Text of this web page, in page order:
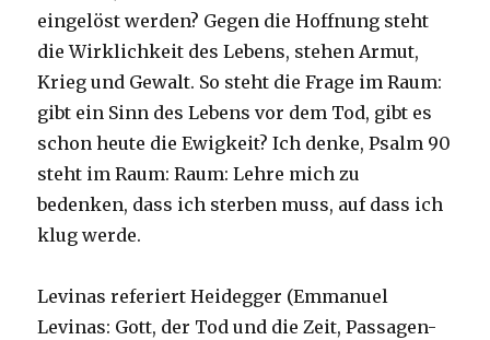
eingelöst werden? Gegen die Hoffnung steht
die Wirklichkeit des Lebens, stehen Armut,
Krieg und Gewalt. So steht die Frage im Raum:
gibt ein Sinn des Lebens vor dem Tod, gibt es
schon heute die Ewigkeit? Ich denke, Psalm 90
steht im Raum: Raum: Lehre mich zu
bedenken, dass ich sterben muss, auf dass ich
klug werde.
Levinas referiert Heidegger (Emmanuel
Levinas: Gott, der Tod und die Zeit, Passagen-